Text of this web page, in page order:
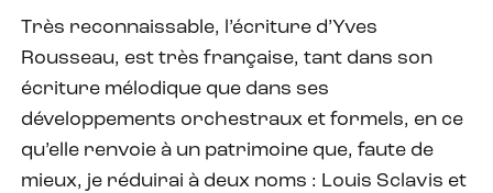
Très reconnaissable, l’écriture d’Yves
Rousseau, est très française, tant dans son
écriture mélodique que dans ses
développements orchestraux et formels, en ce
qu’elle renvoie à un patrimoine que, faute de
mieux, je réduirai à deux noms : Louis Sclavis et